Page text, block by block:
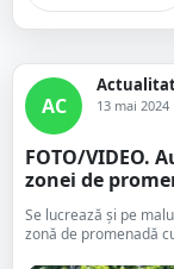
AC 13 mai 2024
FOTO/VIDEO.
zonei de
Se lucrează și pe
zonă de promenadă